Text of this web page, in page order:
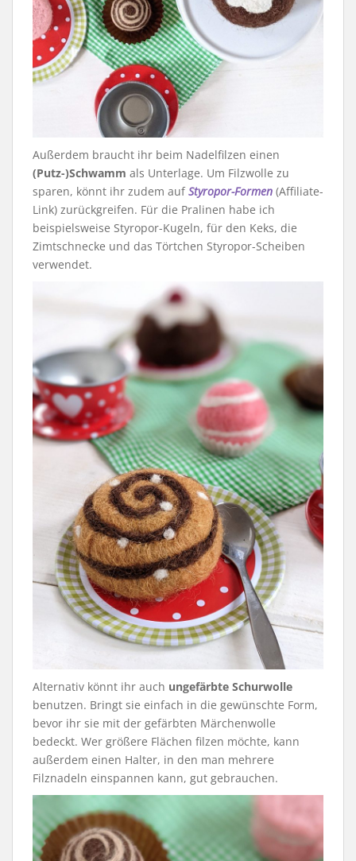
Außerdem braucht ihr beim Nadelfilzen einen
(Putz-)Schwamm als Unterlage. Um Filzwolle zu
sparen, könnt ihr zudem aufStyropor-Formen (Affiliate-
Link) zurückgreifen. Für die Pralinen habe ich
beispielsweise Styropor-Kugeln, für den Keks, die
Zimtschnecke und das Törtchen Styropor-Scheiben
verwendet.
Alternativ könnt ihr auch ungefärbte Schurwolle
benutzen. Bringt sie einfach in die gewünschte Form,
bevor ihr sie mit der gefärbten Märchenwolle
bedeckt. Wer größere Flächen filzen möchte, kann
außerdem einen Halter, in den man mehrere
Filznadeln einspannen kann, gut gebrauchen.